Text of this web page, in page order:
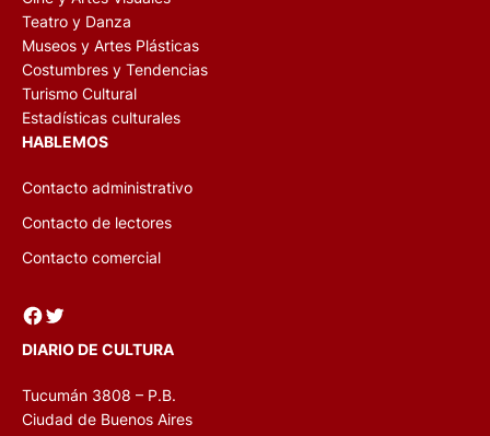
Teatro y Danza
Museos y Artes Plásticas
Costumbres y Tendencias
Turismo Cultural
Estadísticas culturales
HABLEMOS
Contacto administrativo
Contacto de lectores
Contacto comercial
Facebook Twitter
DIARIO DE CULTURA
Tucumán 3808 – P.B.
Ciudad de Buenos Aires